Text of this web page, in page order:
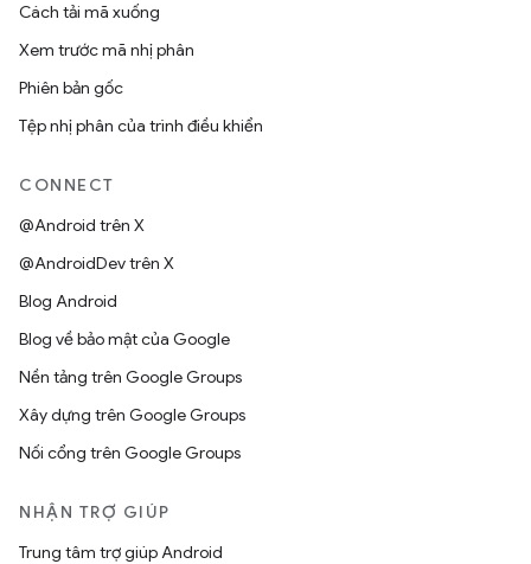
Cách tải mã xuống
Xem trước mã nhị phân
Phiên bản gốc
Tệp nhị phân của trình điều khiển
CONNECT
@Android trên X
@AndroidDev trên X
Blog Android
Blog về bảo mật của Google
Nền tảng trên Google Groups
Xây dựng trên Google Groups
Nối cổng trên Google Groups
NHẬN TRỢ GIÚP
Trung tâm trợ giúp Android